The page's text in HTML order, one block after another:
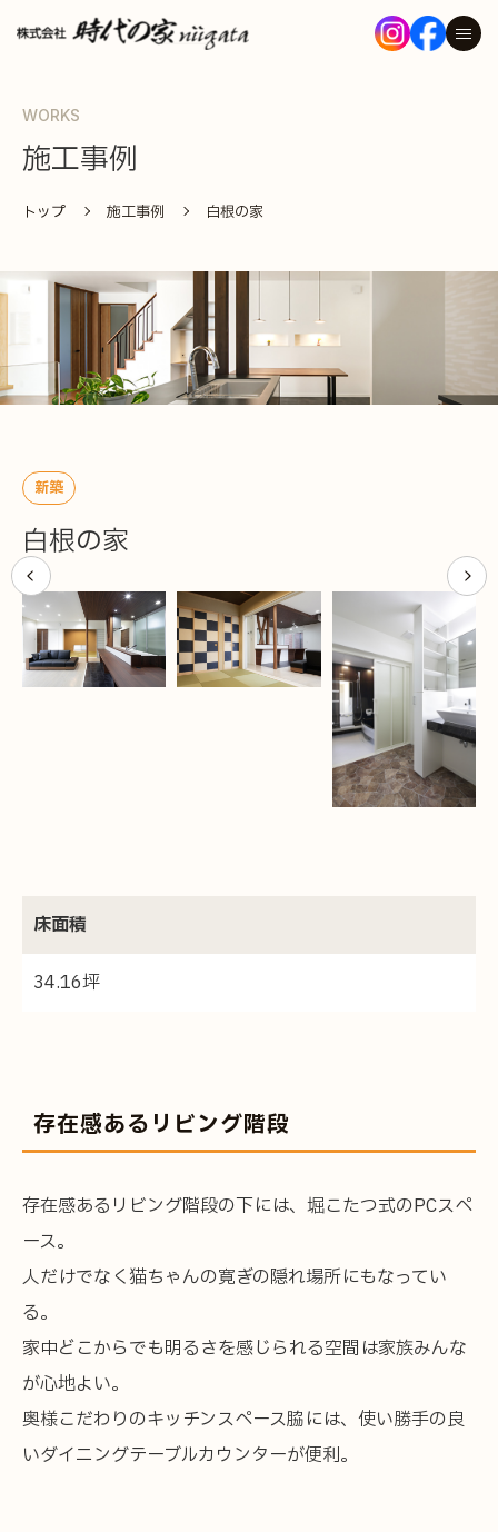
トップ
コンセプト
仕様・性能・設備
ハイブリッドどまだんシステム®
炭ちゃん
家づくりの流れ
施工事例
イベント
ラインナップ
お知らせ
全国の工務店様へ
WORKS
施工事例
トップ 施工事例 白根の家
新築
白根の家
床面積
34.16坪
存在感あるリビング階段
存在感あるリビング階段の下には、堀こたつ式のPCスペ
ース。
人だけでなく猫ちゃんの寛ぎの隠れ場所にもなってい
る。
家中どこからでも明るさを感じられる空間は家族みんな
が心地よい。
奥様こだわりのキッチンスペース脇には、使い勝手の良
いダイニングテーブルカウンターが便利。